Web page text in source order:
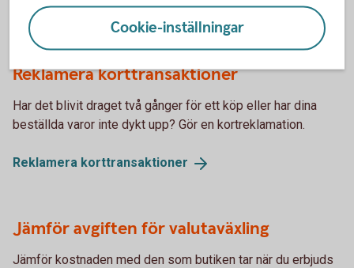
Ring +46 8 411 10 11 för att spärra ditt kort
Reklamera korttransaktioner
Har det blivit draget två gånger för ett köp eller har dina
beställda varor inte dykt upp? Gör en kortreklamation.
Reklamera korttransaktioner
Jämför avgiften för valutaväxling
Jämför kostnaden med den som butiken tar när du erbjuds
Cookie-inställningar